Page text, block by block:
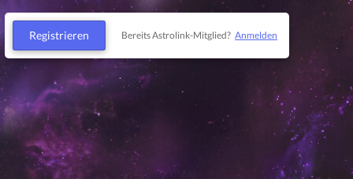
Registrieren Bereits Astrolink-Mitglied? Anmelden